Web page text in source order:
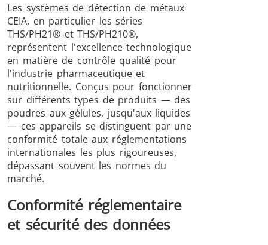
4.0
Les systèmes de détection de métaux
CEIA, en particulier les séries
THS/PH21® et THS/PH210®,
représentent l'excellence technologique
en matière de contrôle qualité pour
l'industrie pharmaceutique et
nutritionnelle. Conçus pour fonctionner
sur différents types de produits — des
poudres aux gélules, jusqu'aux liquides
— ces appareils se distinguent par une
conformité totale aux réglementations
internationales les plus rigoureuses,
dépassant souvent les normes du
marché.
Conformité réglementaire
et sécurité des données